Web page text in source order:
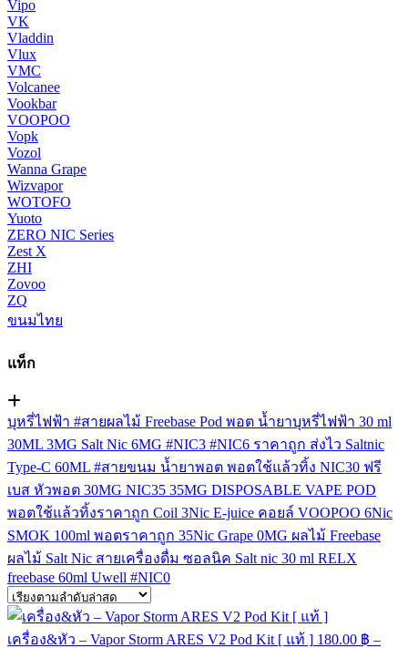
Vipo
VK
Vladdin
Vlux
VMC
Volcanee
Vookbar
VOOPOO
Vopk
Vozol
Wanna Grape
Wizvapor
WOTOFO
Yuoto
ZERO NIC Series
Zest X
ZHI
Zovoo
ZQ
ขนมไทย
แท็ก
บุหรี่ไฟฟ้า #สายผลไม้ Freebase Pod พอต น้ำยาบุหรี่ไฟฟ้า 30 ml
30ML 3MG Salt Nic 6MG #NIC3 #NIC6 ราคาถูก ส่งไว Saltnic
Type-C 60ML #สายขนม น้ำยาพอต พอตใช้แล้วทิ้ง NIC30 ฟรี
เบส หัวพอต 30MG NIC35 35MG DISPOSABLE VAPE POD
พอตใช้แล้วทิ้งราคาถูก Coil 3Nic E-juice คอยล์ VOOPOO 6Nic
SMOK 100ml พอตราคาถูก 35Nic Grape 0MG ผลไม้ Freebase
ผลไม้ Salt Nic สายเครื่องดื่ม ซอลนิค Salt nic 30 ml RELX
freebase 60ml Uwell #NIC0
เครื่อง&หัว – Vapor Storm ARES V2 Pod Kit [ แท้ ] 180.00 ฿ –